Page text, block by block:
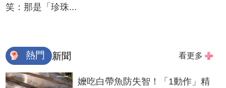
笑：那是「珍珠...
熱門 新聞 看更多
嬤吃白帶魚防失智！「1動作」精